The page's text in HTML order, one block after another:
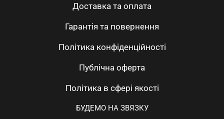
Доставка та оплата
Гарантія та повернення
Політика конфіденційності
Публічна оферта
Політика в сфері якості
БУДЕМО НА ЗВЯЗКУ